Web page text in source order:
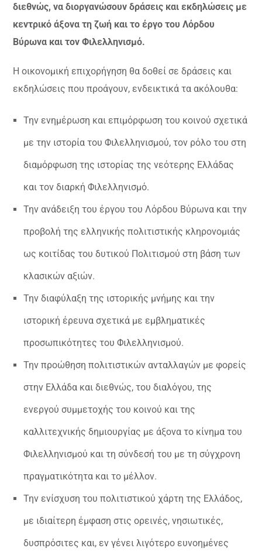
διεθνώς, να διοργανώσουν δράσεις και εκδηλώσεις με
κεντρικό άξονα τη ζωή και το έργο του Λόρδου
Βύρωνα και τον Φιλελληνισμό.
Η οικονομική επιχορήγηση θα δοθεί σε δράσεις και
εκδηλώσεις που προάγουν, ενδεικτικά τα ακόλουθα:
Την ενημέρωση και επιμόρφωση του κοινού σχετικά
με την ιστορία του Φιλελληνισμού, τον ρόλο του στη
διαμόρφωση της ιστορίας της νεότερης Ελλάδας
και τον διαρκή Φιλελληνισμό.
Την ανάδειξη του έργου του Λόρδου Βύρωνα και την
προβολή της ελληνικής πολιτιστικής κληρονομιάς
ως κοιτίδας του δυτικού Πολιτισμού στη βάση των
κλασικών αξιών.
Την διαφύλαξη της ιστορικής μνήμης και την
ιστορική έρευνα σχετικά με εμβληματικές
προσωπικότητες του Φιλελληνισμού.
Την προώθηση πολιτιστικών ανταλλαγών με φορείς
στην Ελλάδα και διεθνώς, του διαλόγου, της
ενεργού συμμετοχής του κοινού και της
καλλιτεχνικής δημιουργίας με άξονα το κίνημα του
Φιλελληνισμού και τη σύνδεσή του με τη σύγχρονη
πραγματικότητα και το μέλλον.
Την ενίσχυση του πολιτιστικού χάρτη της Ελλάδος,
με ιδιαίτερη έμφαση στις ορεινές, νησιωτικές,
δυσπρόσιτες και, εν γένει λιγότερο ευνοημένες